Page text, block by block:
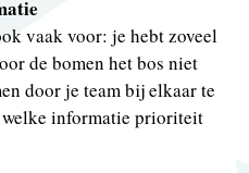
vaak voor: je hebt zoveel
de bomen het bos niet
door je team bij elkaar te
welke informatie prioriteit